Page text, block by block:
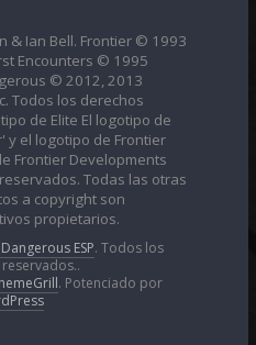
& Ian Bell. Frontier © 1993
Encounters © 1995
© 2012, 2013
Todos los derechos
de Elite El logotipo de
y el logotipo de Frontier
Frontier Developments
Todas las otras
a copyright son
propietarios.
ESP. Todos los
. Potenciado por